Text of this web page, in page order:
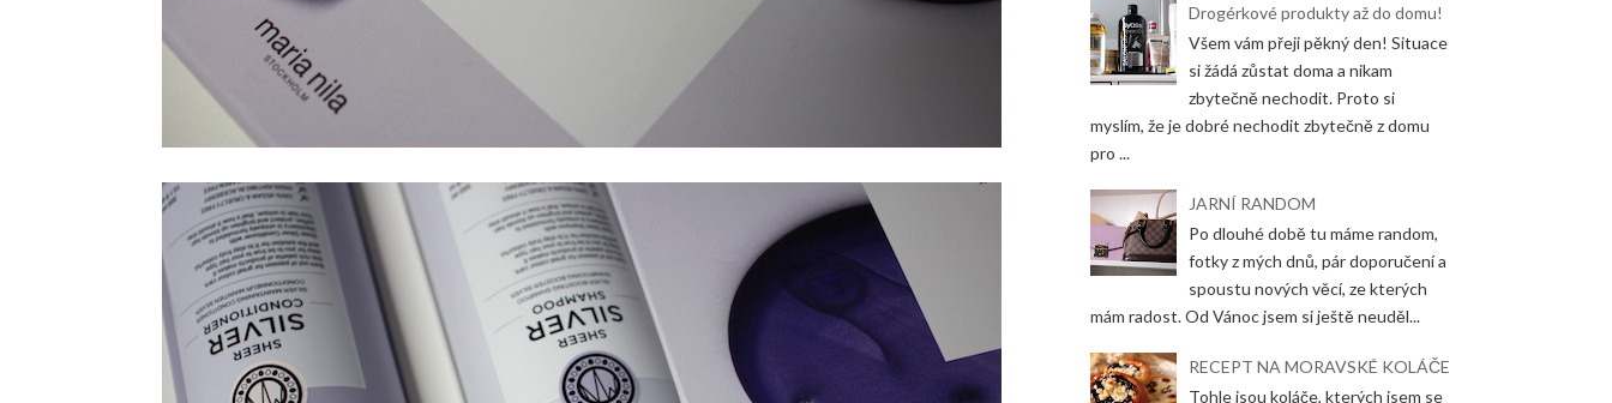
Drogérkové produkty až do domu!
Všem vám přeji pěkný den! Situace
si žádá zůstat doma a nikam
zbytečně nechodit. Proto si
myslím, že je dobré nechodit zbytečně z domu
pro ...
JARNÍ RANDOM
Po dlouhé době tu máme random,
fotky z mých dnů, pár doporučení a
spoustu nových věcí, ze kterých
mám radost. Od Vánoc jsem si ještě neuděl...
RECEPT NA MORAVSKÉ KOLÁČE
Tohle jsou koláče, kterých jsem se